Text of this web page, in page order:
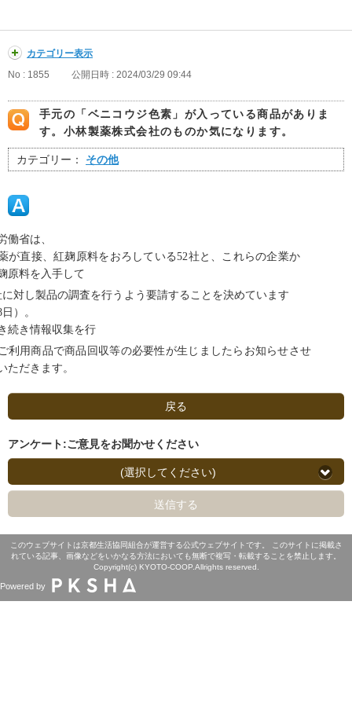
カテゴリー表示
No : 1855
公開日時 : 2024/03/29 09:44
手元の「ベニコウジ色素」が入っている商品がありま
す。小林製薬株式会社のものか気になります。
カテゴリー： その他
働省は、
が直接、紅麹原料をおろしている52社と、これらの企業か
原料を入手して
に対し製品の調査を行うよう要請することを決めています
）。
続き情報収集を行
利用商品で商品回収等の必要性が生じましたらお知らせさせ
ただきます。
戻る
アンケート:ご意見をお聞かせください
(選択してください)
送信する
このウェブサイトは京都生活協同組合が運営する公式ウェブサイトです。 このサイトに掲載さ
れている記事、画像などをいかなる方法においても無断で複写・転載することを禁止します。
Copyright(c) KYOTO-COOP.Allrights reserved.
Powered by